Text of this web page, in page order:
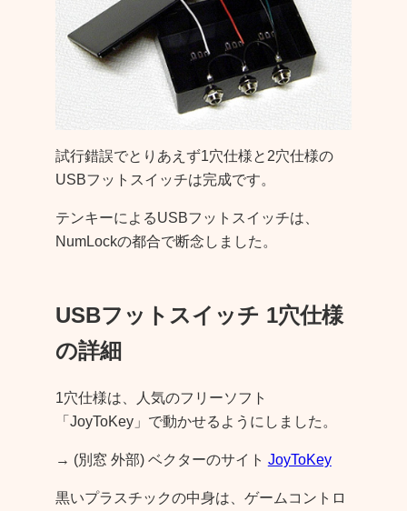
試行錯誤でとりあえず1穴仕様と2穴仕様の
USBフットスイッチは完成です。
テンキーによるUSBフットスイッチは、
NumLockの都合で断念しました。
USBフットスイッチ 1穴仕様
の詳細
1穴仕様は、人気のフリーソフト
「JoyToKey」で動かせるようにしました。
→ (別窓 外部) ベクターのサイト JoyToKey
黒いプラスチックの中身は、ゲームコントロ